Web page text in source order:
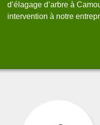
d’élagage d’arbre à
intervention à notre